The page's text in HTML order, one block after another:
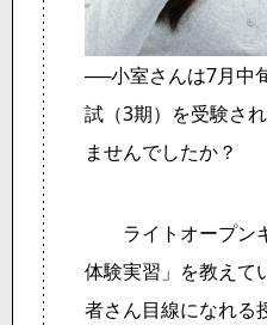
──小室さんは7月中
試（3期）を受験さ
ませんでしたか？
ライトオープン
体験実習」を教えて
者さん目線になれる